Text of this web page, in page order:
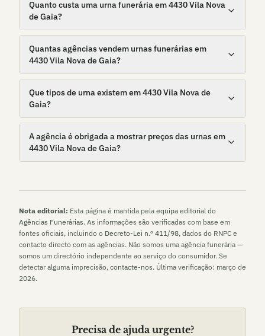
Quanto custa uma urna funerária em 4430 Vila Nova
de Gaia?
Quantas agências vendem urnas funerárias em
4430 Vila Nova de Gaia?
Que tipos de urna existem em 4430 Vila Nova de
Gaia?
A agência é obrigada a mostrar preços das urnas em
4430 Vila Nova de Gaia?
Nota editorial: Esta página é mantida pela equipa editorial do
Agências Funerárias. As informações são verificadas com base em
fontes oficiais, incluindo o Decreto-Lei n.º 411/98, dados do RNPC e
contacto directo com as agências. Não somos uma agência funerária —
somos um directório independente ao serviço do consumidor. Se
detectar alguma imprecisão, contacte-nos. Última verificação: março de
2026.
Precisa de ajuda urgente?